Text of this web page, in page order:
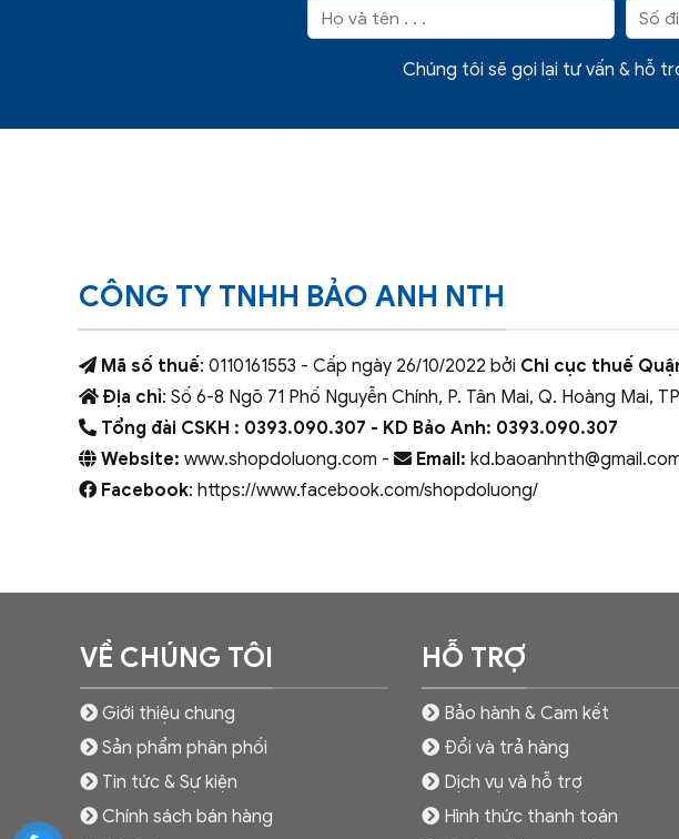
Chúng tôi sẽ gọi lại tư vấn & hỗ
CÔNG TY TNHH BẢO ANH NTH
Mã số thuế: 0110161553 - Cấp ngày 26/10/2022 bởi Chi cục thuế
Địa chỉ: Số 6-8 Ngõ 71 Phố Nguyễn Chính, P. Tân Mai, Q. Hoàng Mai,
Tổng đài CSKH : 0393.090.307 - KD Bảo Anh: 0393.090.307
Website: www.shopdoluong.com - Email:
Facebook: https://www.facebook.com/shopdoluong/
VỀ CHÚNG TÔI
Giới thiệu chung
Sản phẩm phân phối
Tin tức & Sự kiện
Chính sách bán hàng
HỖ TRỢ
Bảo hành & Cam kết
Đổi và trả hàng
Dịch vụ và hỗ trợ
Hình thức thanh toán